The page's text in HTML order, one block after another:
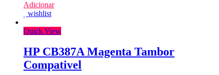
Azul
Toner
Adicionar
wishlist
Quick View
HP CB387A Magenta Tambor
Compativel